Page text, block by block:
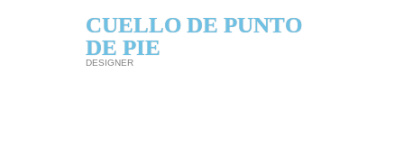
CUELLO DE PUNTO
DE PIE
DESIGNER